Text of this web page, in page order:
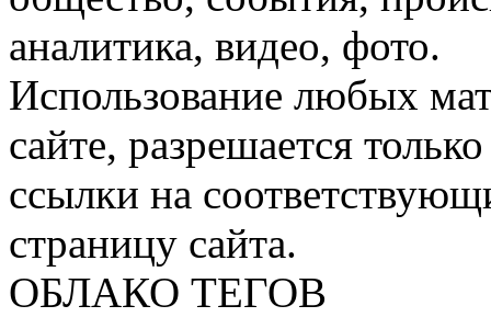
аналитика, видео, фото.
Использование любых
сайте, разрешается
ссылки на
страницу сайта.
ОБЛАКО ТЕГОВ